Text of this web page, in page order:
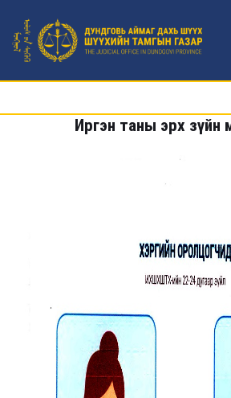
Иргэн таны эрх зүйн